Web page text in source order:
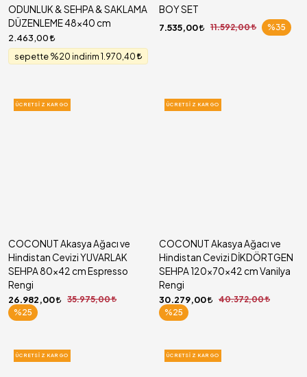
ODUNLUK & SEHPA & SAKLAMA
DÜZENLEME 48x40 cm
2.463,00
sepette %20 indirim 1.970,40
BOY SET
7.535,00 11.592,00 %35
ÜCRETSIZ KARGO
COCONUT Akasya Ağacı ve
Hindistan Cevizi YUVARLAK
SEHPA 80x42 cm Espresso
Rengi
26.982,00
35.975,00
%25
ÜCRETSIZ KARGO
COCONUT Akasya Ağacı ve
Hindistan Cevizi DİKDÖRTGEN
SEHPA 120x70x42 cm Vanilya
Rengi
30.279,00
40.372,00
%25
ÜCRETSIZ KARGO ÜCRETSIZ KARGO